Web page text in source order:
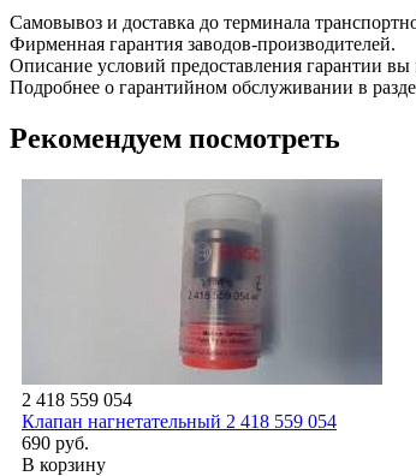
Самовывоз и доставка до терминала
Фирменная гарантия заводов-производителей.
Описание условий предоставления гарантии
Подробнее о гарантийном обслуживании в
Рекомендуем посмотреть
2 418 559 054
Клапан нагнетательный 2 418 559 054
690 руб.
В корзину